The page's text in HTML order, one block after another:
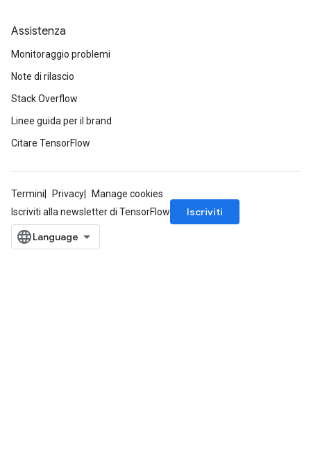
Assistenza
Monitoraggio problemi
Note di rilascio
Stack Overflow
Linee guida per il brand
Citare TensorFlow
Termini Privacy
Manage cookies
Iscriviti alla newsletter di TensorFlow
Iscriviti